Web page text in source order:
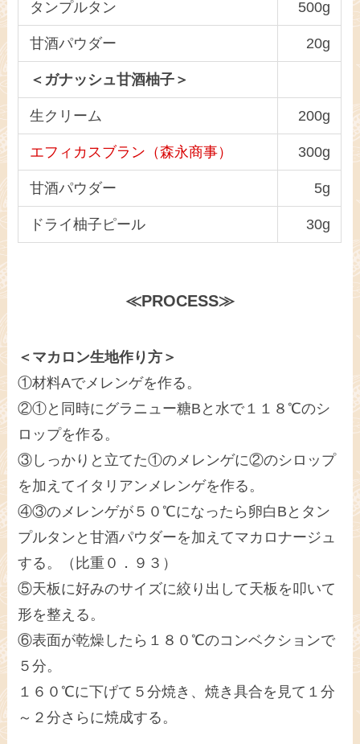
タンプルタン 500g
甘酒パウダー 20g
＜ガナッシュ甘酒柚子＞
生クリーム 200g
エフィカスブラン（森永商事） 300g
甘酒パウダー 5g
ドライ柚子ピール 30g
≪PROCESS≫
＜マカロン生地作り方＞
①材料Aでメレンゲを作る。
②①と同時にグラニュー糖Bと水で１１８℃のシ
ロップを作る。
③しっかりと立てた①のメレンゲに②のシロップ
を加えてイタリアンメレンゲを作る。
④③のメレンゲが５０℃になったら卵白Bとタン
プルタンと甘酒パウダーを加えてマカロナージュ
する。（比重０．９３）
⑤天板に好みのサイズに絞り出して天板を叩いて
形を整える。
⑥表面が乾燥したら１８０℃のコンベクションで
５分。
１６０℃に下げて５分焼き、焼き具合を見て１分
～２分さらに焼成する。